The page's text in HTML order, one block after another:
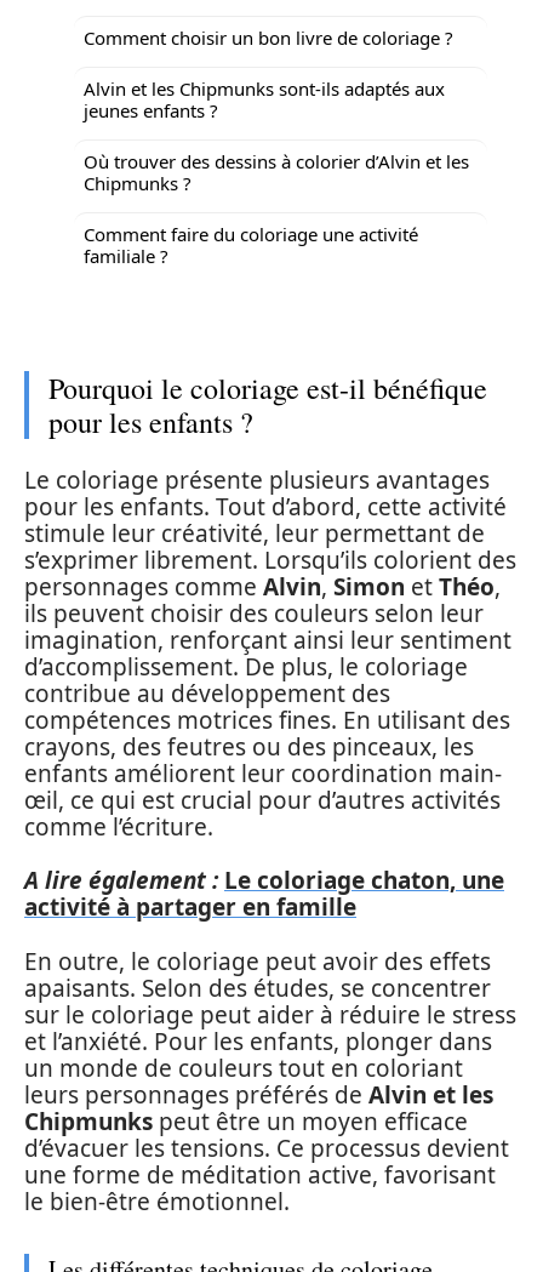
Comment choisir un bon livre de coloriage ?
Alvin et les Chipmunks sont-ils adaptés aux
jeunes enfants ?
Où trouver des dessins à colorier d’Alvin et les
Chipmunks ?
Comment faire du coloriage une activité
familiale ?
Pourquoi le coloriage est-il bénéfique
pour les enfants ?
Le coloriage présente plusieurs avantages
pour les enfants. Tout d’abord, cette activité
stimule leur créativité, leur permettant de
s’exprimer librement. Lorsqu’ils colorient des
personnages comme Alvin, Simon etThéo,
ils peuvent choisir des couleurs selon leur
imagination, renforçant ainsi leur sentiment
d’accomplissement. De plus, le coloriage
contribue au développement des
compétences motrices fines. En utilisant des
crayons, des feutres ou des pinceaux, les
enfants améliorent leur coordination main-
œil, ce qui est crucial pour d’autres activités
comme l’écriture.
A lire également : Le coloriage chaton, une
activité à partager en famille
En outre, le coloriage peut avoir des effets
apaisants. Selon des études, se concentrer
sur le coloriage peut aider à réduire le stress
et l’anxiété. Pour les enfants, plonger dans
un monde de couleurs tout en coloriant
leurs personnages préférés de Alvin et les
Chipmunks peut être un moyen efficace
d’évacuer les tensions. Ce processus devient
une forme de méditation active, favorisant
le bien-être émotionnel.